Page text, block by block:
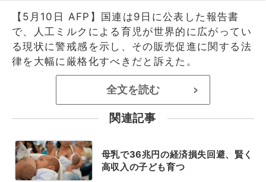
【5月10日 AFP】国連は9日に公表した報告書
で、人工ミルクによる育児が世界的に広がってい
る現状に警戒感を示し、その販売促進に関する法
律を大幅に厳格化すべきだと訴えた。
全文を読む >
関連記事
母乳で36兆円の経済損失回避、賢く
高収入の子ども育つ